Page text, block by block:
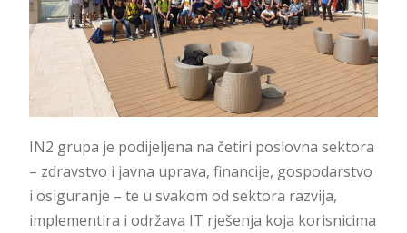
IN2 grupa je podijeljena na četiri poslovna sektora
– zdravstvo i javna uprava, financije, gospodarstvo
i osiguranje – te u svakom od sektora razvija,
implementira i održava IT rješenja koja korisnicima